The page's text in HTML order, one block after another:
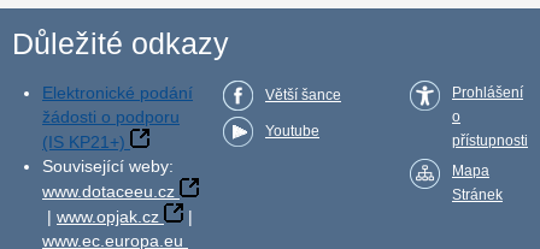
Důležité odkazy
Elektronické podání
žádosti o podporu
(IS KP21+)
Související weby:
www.dotaceeu.cz
| www.opjak.cz
|
www.ec.europa.eu
Větší šance
Youtube
Prohlášení
o
přístupnosti
Mapa
Stránek